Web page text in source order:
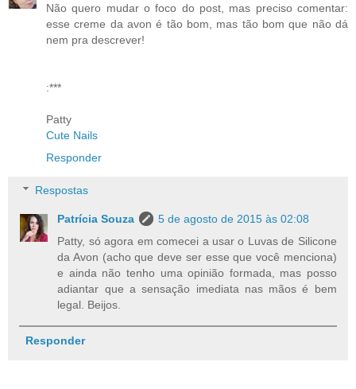
Não quero mudar o foco do post, mas preciso comentar:
esse creme da avon é tão bom, mas tão bom que não dá
nem pra descrever!
:***
Patty
Cute Nails
Responder
Respostas
Patrícia Souza
5 de agosto de 2015 às 02:08
Patty, só agora em comecei a usar o Luvas de Silicone
da Avon (acho que deve ser esse que você menciona)
e ainda não tenho uma opinião formada, mas posso
adiantar que a sensação imediata nas mãos é bem
legal. Beijos.
Responder